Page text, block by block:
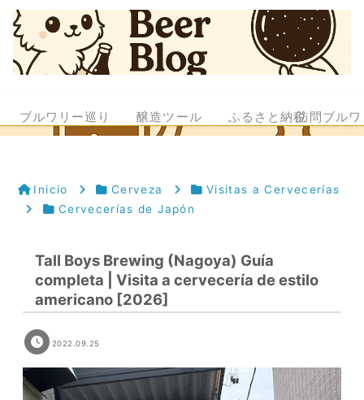
ブルワリー巡り 醸造ツール ふるさと納税訪問ブル
Inicio Cerveza
Visitas a Cervecerías
Cervecerías de Japón
Tall Boys Brewing (Nagoya) Guía
completa | Visita a cervecería de estilo
americano [2026]
2022.09.25